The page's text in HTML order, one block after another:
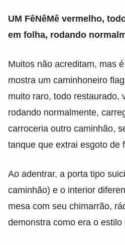
UM FêNêMê vermelho,
em folha, rodando
Muitos não acreditam, mas
mostra um caminhoneiro
muito raro, todo restaurado,
rodando normalmente,
carroceria outro caminhão,
tanque que extrai esgoto de
Ao adentrar, a porta tipo
caminhão) e o interior
mesa com seu chimarrão,
demonstra como era o